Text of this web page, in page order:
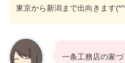
東京から新潟まで出向きます
一条工務店の家